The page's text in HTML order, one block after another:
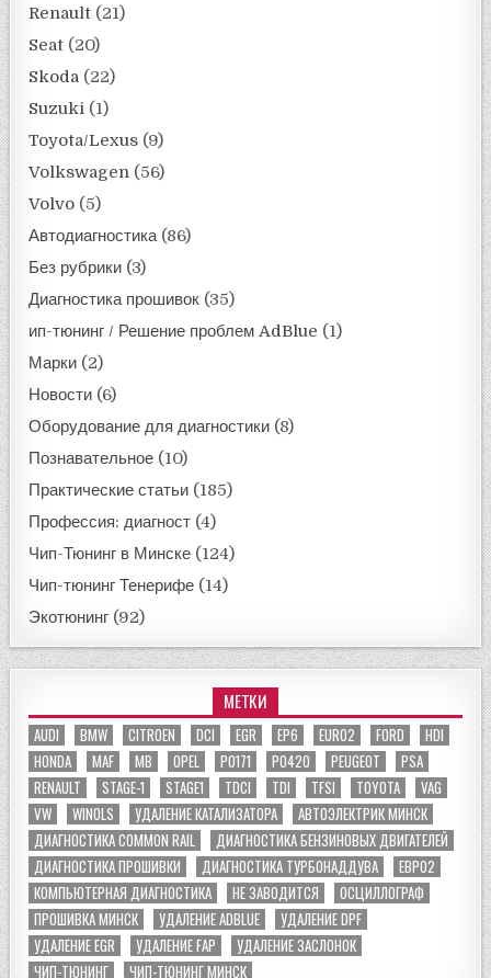
Renault (21)
Seat (20)
Skoda (22)
Suzuki (1)
Toyota/Lexus (9)
Volkswagen (56)
Volvo (5)
Автодиагностика(86)
Без рубрики (3)
Диагностика прошивок (35)
ип-тюнинг / Решение проблем AdBlue (1)
Марки (2)
Новости (6)
Оборудование для диагностики (8)
Познавательное (10)
Практические статьи (185)
Профессия: диагност (4)
Чип-Тюнинг в Минске (124)
Чип-тюнинг Тенерифе (14)
Экотюнинг (92)
МЕТКИ
AUDI BMW CITROEN DCI EGR EP6 EURO2 FORD
HDI
HONDA
MAF MB OPEL P0171 P0420 PEUGEOT
PSA
RENAULT
STAGE-1 STAGE1 TDCI TDI TFSI TOYOTA
VAG
VW
WINOLS УДАЛЕНИЕ КАТАЛИЗАТОРА
АВТОЭЛЕКТРИК МИНСК
ДИАГНОСТИКА COMMON RAIL
ДИАГНОСТИКА БЕНЗИНОВЫХ ДВИГАТЕЛЕЙ
ДИАГНОСТИКА ПРОШИВКИ
ДИАГНОСТИКА ТУРБОНАДДУВА
ЕВРО2
КОМПЬЮТЕРНАЯ ДИАГНОСТИКА
НЕ ЗАВОДИТСЯ
ОСЦИЛЛОГРАФ
ПРОШИВКА МИНСК
УДАЛЕНИЕ ADBLUE
УДАЛЕНИЕ DPF
УДАЛЕНИЕ EGR
УДАЛЕНИЕ FAP
УДАЛЕНИЕ ЗАСЛОНОК
ЧИП-ТЮНИНГ
ЧИП-ТЮНИНГ МИНСК